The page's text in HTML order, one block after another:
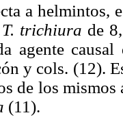
a helmintos,
T. trichiura de
agente
y cols. (12).
de los mismos
(11).